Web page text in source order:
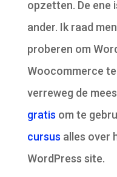
opzetten. De ene
ander. Ik raad
proberen om
Woocommerce
verreweg de
gratis om te
cursus alles over
WordPress site.